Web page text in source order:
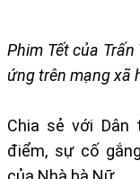
​Phim Tết của
ứng trên mạng xã
Chia sẻ với Dân
điểm, sự cố